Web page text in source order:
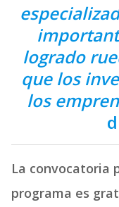
logrado
que los
los
La convocatoria
programa es